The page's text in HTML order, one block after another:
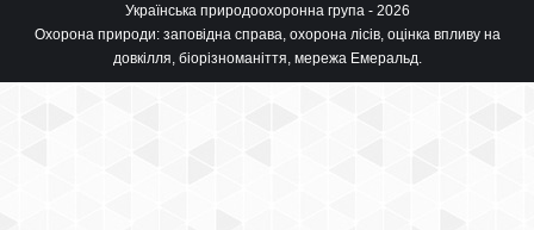
Українська природоохоронна група - 2026
Охорона природи: заповідна справа, охорона лісів, оцінка впливу на
довкілля, біорізноманіття, мережа Емеральд.